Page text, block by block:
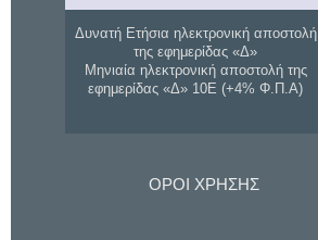
Δυνατή Ετήσια ηλεκτρονική αποστολή
της εφημερίδας «Δ»
Μηνιαία ηλεκτρονική αποστολή της
εφημερίδας «Δ» 10Ε (+4% Φ.Π.Α)
ΟΡΟΙ ΧΡΗΣΗΣ